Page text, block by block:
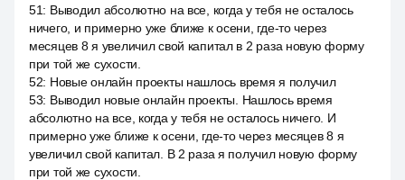
51: Выводил абсолютно на все, когда у тебя не осталось
ничего, и примерно уже ближе к осени, где-то через
месяцев 8 я увеличил свой капитал в 2 раза новую форму
при той же сухости.
52: Новые онлайн проекты нашлось время я получил
53: Выводил новые онлайн проекты. Нашлось время
абсолютно на все, когда у тебя не осталось ничего. И
примерно уже ближе к осени, где-то через месяцев 8 я
увеличил свой капитал. В 2 раза я получил новую форму
при той же сухости.